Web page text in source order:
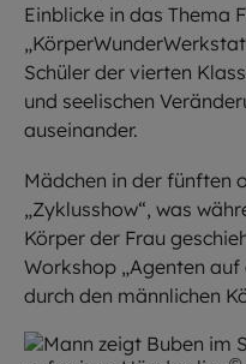
Einblicke in das Thema
Schüler der vierten
und seelischen
auseinander.
Mädchen in der fünften
„Zyklusshow“, was
Körper der Frau
Workshop „Agenten
durch den männlichen